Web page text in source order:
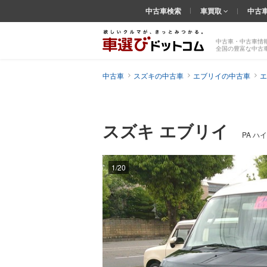
中古車・中古車情
全国の豊富な中古
中古車検索 車買取 中古
中古車 スズキの中古車 エブリイの中古車
スズキ エブリイ PA ハ
1/20
前の
画像